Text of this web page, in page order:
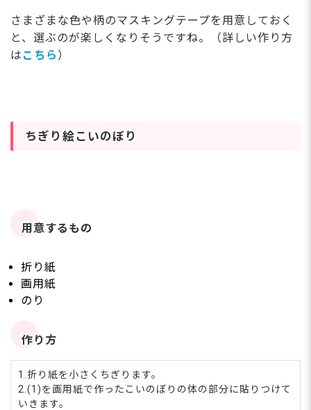
さまざまな色や柄のマスキングテープを用意しておく
と、選ぶのが楽しくなりそうですね。（詳しい作り方
は こちら ）
ちぎり絵こいのぼり
用意するもの
折り紙
画用紙
のり
作り方
1.折り紙を小さくちぎります。
2.(1)を画用紙で作ったこいのぼりの体の部分に貼りつけて
いきます。